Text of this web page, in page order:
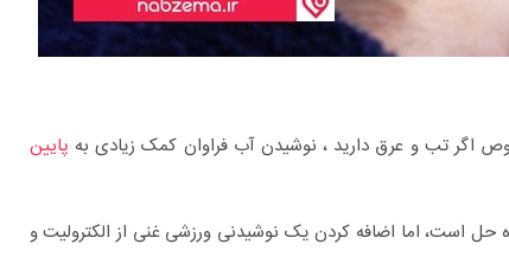
اگر تب و عرق دارید ، نوشیدن آب فراوان کمک زیادی به پایین
حل است، اما اضافه کردن یک نوشیدنی ورزشی غنی از الکترولیت و